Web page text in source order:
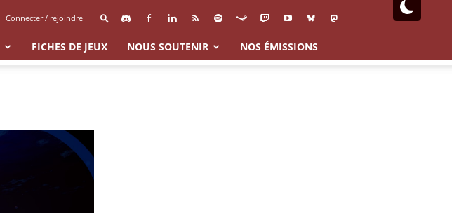
Connecter / rejoindre
FICHES DE JEUX NOUS SOUTENIR NOS ÉMISSIONS